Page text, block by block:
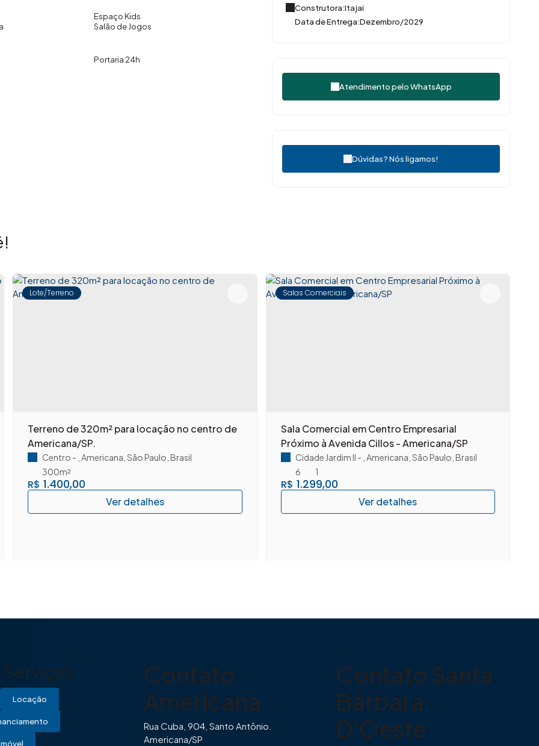
Espaço Kids
Salão de Jogos
Portaria 24h
Construtora:Itajai
Data de Entrega:Dezembro/2029
Atendimento peloWhatsApp
Dúvidas? Nós ligamos!
Lote/Terreno
Terreno de 320m² para locação no centro de
Americana/SP.
R$ 1.400,00
Centro Americana São Paulo Brasil
300m²
Salas Comerciais
Sala Comercial em Centro Empresarial
Próximo à Avenida Cillos - Americana/SP
R$ 1.299,00
Cidade Jardim II Americana São Paulo Brasil
6
1
Serviços
Locação
Contato
Americana
Rua Cuba, 904, Santo Antônio.
Americana/SP
Contato Santa
Bárbara
D'Oeste